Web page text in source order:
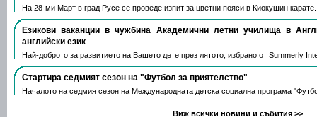
На 28-ми Март в град Русе се проведе изпит за цветни пояси в Киокушин
Езикови ваканции​ в чужбина Академични летни училища в
английски език
Най-доброто за развитието на Вашето дете през лятото, избрано от Summerly
Стартира седмият сезон на "Футбол за приятелство"
Началото на седмия сезон на Международната детска социална програма
Виж всички новини и събития >>